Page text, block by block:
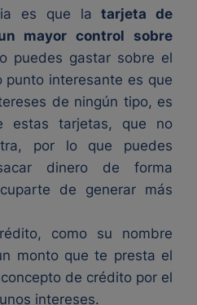
es que latarjeta de
mayor control sobre
puedes gastar sobre el
punto interesante es que
de ningún tipo, es
estas tarjetas, que no
por lo que puedes
dinero de forma
de generar más
como su nombre
monto que te presta el
de crédito por el
intereses.